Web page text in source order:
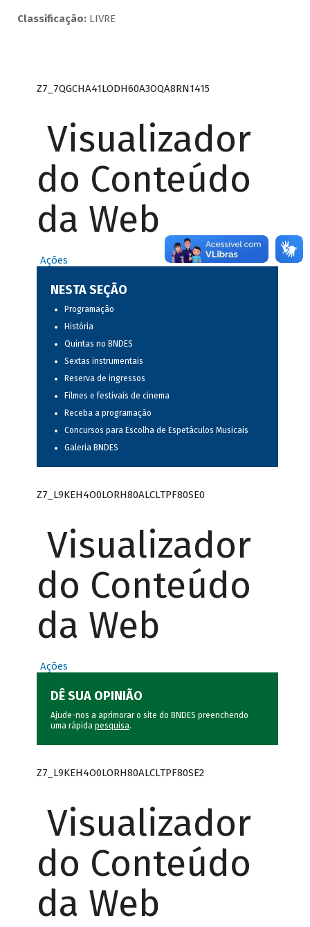
Classificação:LIVRE
Z7_7QGCHA41LODH60A3OQA8RN1415
Visualizador
do Conteúdo
da Web
Ações
NESTA SEÇÃO
Programação
História
Quintas no BNDES
Sextas instrumentais
Reserva de ingressos
Filmes e festivais de cinema
Receba a programação
Concursos para Escolha de Espetáculos Musicais
Galeria BNDES
Z7_L9KEH4O0LORH80ALCLTPF80SE0
Visualizador
do Conteúdo
da Web
Ações
DÊ SUA OPINIÃO
Ajude-nos a aprimorar o site do BNDES preenchendo
uma rápida pesquisa.
Z7_L9KEH4O0LORH80ALCLTPF80SE2
Visualizador
do Conteúdo
da Web